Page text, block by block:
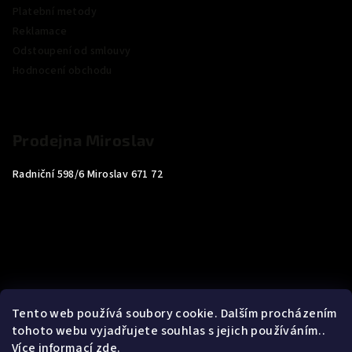
Tento web používá soubory cookie. Dalším procházením
tohoto webu vyjadřujete souhlas s jejich používáním..
Více informacízde.
Radniční 598/6 Miroslav 671 72